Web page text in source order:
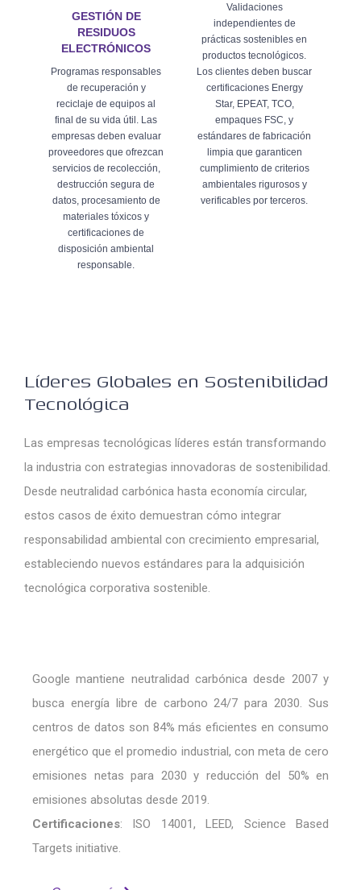
GESTIÓN DE
RESIDUOS
ELECTRÓNICOS
Programas responsables
de recuperación y
reciclaje de equipos al
final de su vida útil. Las
empresas deben evaluar
proveedores que ofrezcan
servicios de recolección,
destrucción segura de
datos, procesamiento de
materiales tóxicos y
certificaciones de
disposición ambiental
responsable.
Validaciones
independientes de
prácticas sostenibles en
productos tecnológicos.
Los clientes deben buscar
certificaciones Energy
Star, EPEAT, TCO,
empaques FSC, y
estándares de fabricación
limpia que garanticen
cumplimiento de criterios
ambientales rigurosos y
verificables por terceros.
Líderes Globales en Sostenibilidad
Tecnológica
Las empresas tecnológicas líderes están transformando
la industria con estrategias innovadoras de sostenibilidad.
Desde neutralidad carbónica hasta economía circular,
estos casos de éxito demuestran cómo integrar
responsabilidad ambiental con crecimiento empresarial,
estableciendo nuevos estándares para la adquisición
tecnológica corporativa sostenible.
Google mantiene neutralidad carbónica desde 2007 y
busca energía libre de carbono 24/7 para 2030. Sus
centros de datos son 84% más eficientes en consumo
energético que el promedio industrial, con meta de cero
emisiones netas para 2030 y reducción del 50% en
emisiones absolutas desde 2019.
Certificaciones: ISO 14001, LEED, Science Based
Targets initiative.